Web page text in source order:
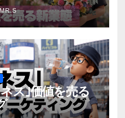
ス｣価値を売る